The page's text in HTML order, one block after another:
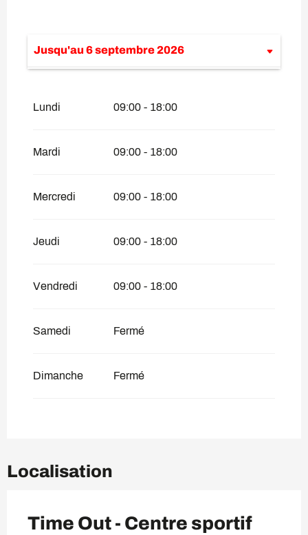
Jusqu'au 6 septembre 2026
Du7 septembre 2026au4 décembre
Lundi 09:00 - 18:00
Mardi 09:00 - 18:00
Mercredi 09:00 - 18:00
Jeudi 09:00 - 18:00
Vendredi 09:00 - 18:00
Samedi Fermé
Dimanche Fermé
Localisation
Time Out - Centre sportif